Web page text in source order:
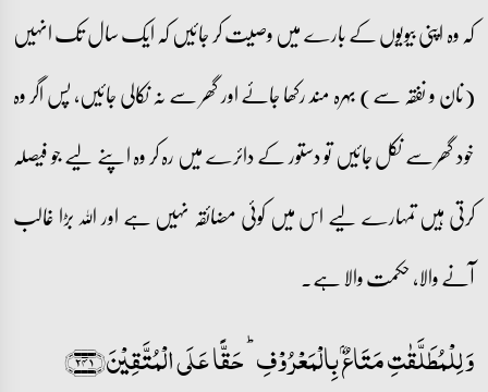
کہ وہ اپنی بیویوں کے بارے میں وصیت کر جائیں کہ ایک سال تک انہیں
(نان و نفقہ سے) بہرہ مند رکھا جائے اور گھر سے نہ نکالی جائیں، پس اگر وہ
خود گھر سے نکل جائیں تو دستور کے دائرے میں رہ کر وہ اپنے لیے جو فیصلہ
کرتی ہیں تمہارے لیے اس میں کوئی مضائقہ نہیں ہے اور اللہ بڑا غالب
آنے والا، حکمت والا ہے۔
وَ لِلۡمُطَلَّقٰتِ مَتَاعٌۢ بِالۡمَعۡرُوۡفِ ؕ حَقًّا عَلَی الۡمُتَّقِیۡنَ﴿۲۴۱﴾